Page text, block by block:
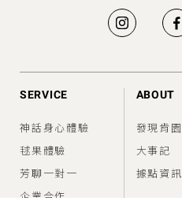
SERVICE
神話身心體驗
毬果體驗
芳聊一對一
企業合作
ABOUT
發現肯園
大事記
據點資訊